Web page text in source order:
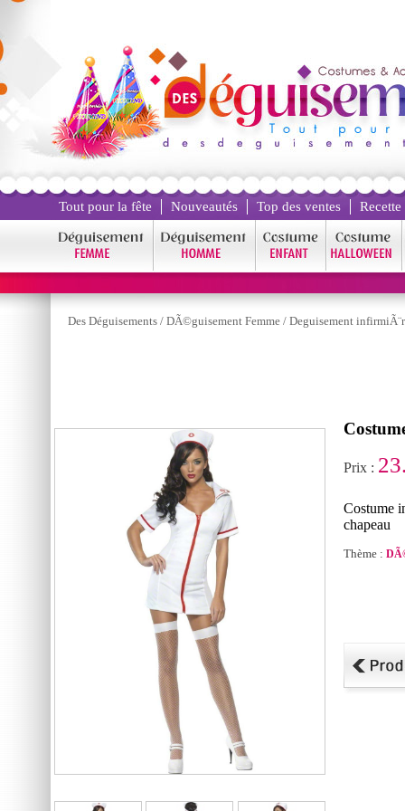
Tout pour la fête Nouveautés Top des ventes
Des Déguisements / DÃ©guisement Femme / Deguisement
Prix :
Costume
chapeau
Thème :